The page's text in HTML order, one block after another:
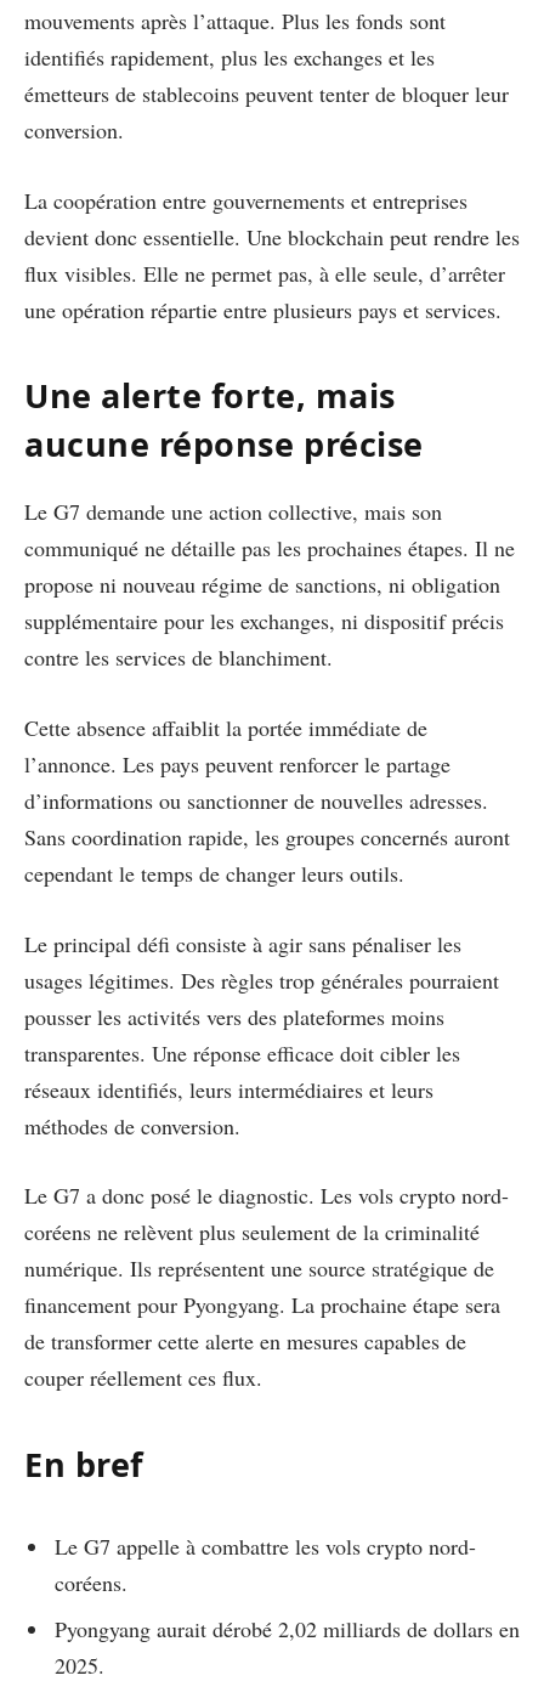
mouvements après l’attaque. Plus les fonds sont
identifiés rapidement, plus les exchanges et les
émetteurs de stablecoins peuvent tenter de bloquer leur
conversion.
La coopération entre gouvernements et entreprises
devient donc essentielle. Une blockchain peut rendre les
flux visibles. Elle ne permet pas, à elle seule, d’arrêter
une opération répartie entre plusieurs pays et services.
Une alerte forte, mais
aucune réponse précise
Le G7 demande une action collective, mais son
communiqué ne détaille pas les prochaines étapes. Il ne
propose ni nouveau régime de sanctions, ni obligation
supplémentaire pour les exchanges, ni dispositif précis
contre les services de blanchiment.
Cette absence affaiblit la portée immédiate de
l’annonce. Les pays peuvent renforcer le partage
d’informations ou sanctionner de nouvelles adresses.
Sans coordination rapide, les groupes concernés auront
cependant le temps de changer leurs outils.
Le principal défi consiste à agir sans pénaliser les
usages légitimes. Des règles trop générales pourraient
pousser les activités vers des plateformes moins
transparentes. Une réponse efficace doit cibler les
réseaux identifiés, leurs intermédiaires et leurs
méthodes de conversion.
Le G7 a donc posé le diagnostic. Les vols crypto nord-
coréens ne relèvent plus seulement de la criminalité
numérique. Ils représentent une source stratégique de
financement pour Pyongyang. La prochaine étape sera
de transformer cette alerte en mesures capables de
couper réellement ces flux.
En bref
Le G7 appelle à combattre les vols crypto nord-
coréens.
Pyongyang aurait dérobé 2,02 milliards de dollars en
2025.